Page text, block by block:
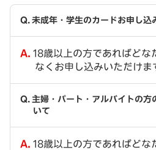
未成年・学生のカードお申し込
18歳以上の方であればどな
なくお申し込みいただけま
主婦・パート・アルバイトの方
いて
18歳以上の方であればどな